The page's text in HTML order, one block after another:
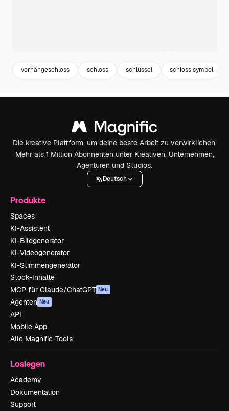
vorhängeschloss schloss schlüssel schloss symbol
Die kreative Plattform, um deine beste Arbeit zu verwirklichen.
Mehr als 1 Million Abonnenten unter Kreativen, Unternehmen,
Agenturen und Studios.
Deutsch
Produkte
Spaces
KI-Assistent
KI-Bildgenerator
KI-Videogenerator
KI-Stimmengenerator
Stock-Inhalte
MCP für Claude/ChatGPT Neu
Agenten Neu
API
Mobile App
Alle Magnific-Tools
Loslegen
Academy
Dokumentation
Support